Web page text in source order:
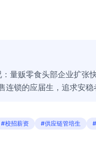
量贩零食头部企业扩张
锁的应届生，追求安稳
#校招薪资 #供应链管培生